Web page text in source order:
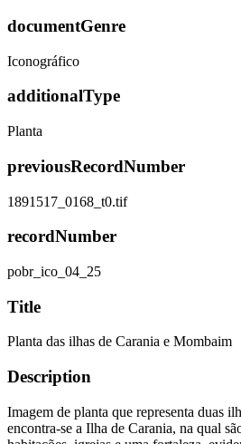
documentGenre
Iconográfico
additionalType
Planta
previousRecordNumber
1891517_0168_t0.tif
recordNumber
pobr_ico_04_25
Title
Planta das ilhas de Carania e Mombaim
Description
Imagem de planta que representa duas
encontra-se a Ilha de Carania, na qual